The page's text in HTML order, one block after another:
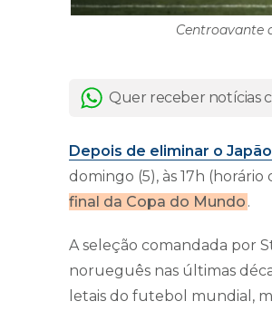
Centroavante
Quer receber notícias
Depois de eliminar o
domingo (5), às 17h
final da Copa do Mundo .
A seleção comandada por
norueguês nas últimas
letais do futebol mundial,